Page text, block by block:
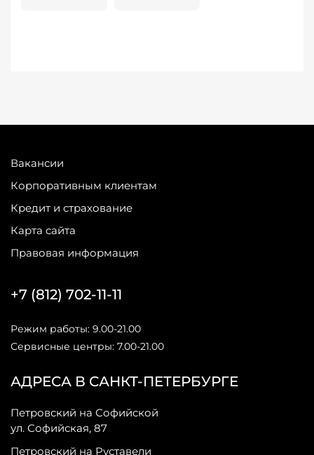
Вакансии
Корпоративным клиентам
Кредит и страхование
Карта сайта
Правовая информация
АДРЕСА В САНКТ-ПЕТЕРБУРГЕ
Петровский на Софийской
ул. Софийская, 87
Петровский на Руставели
+7 (812) 702-11-11
Режим работы: 9.00-21.00
Сервисные центры: 7.00-21.00